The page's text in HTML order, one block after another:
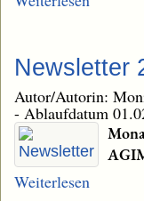
Newsletter
Autor/Autorin:
- Ablaufdatum
Weiterlesen